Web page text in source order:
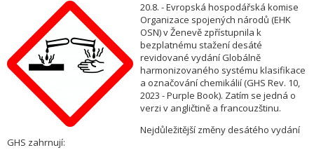
20.8. - Evropská hospodářská komise
Organizace spojených národů (EHK
OSN) v Ženevě zpřístupnila k
bezplatnému stažení desáté
revidované vydání Globálně
harmonizovaného systému klasifikace
a označování chemikálií (GHS Rev. 10,
2023 - Purple Book). Zatím se jedná o
verzi v angličtině a francouzštinu.
Nejdůležitější změny desátého vydání
GHS zahrnují: